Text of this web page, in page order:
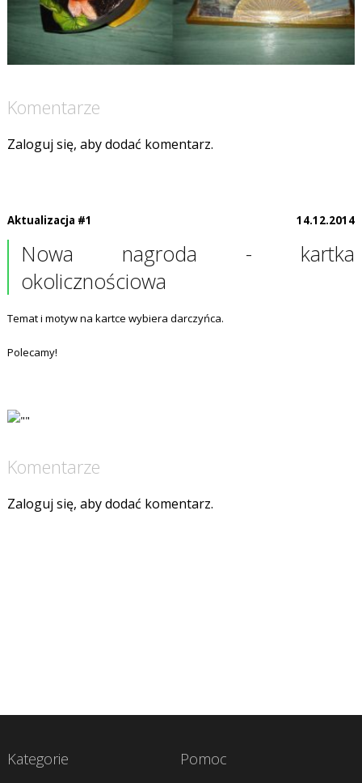
Komentarze
Zaloguj się, aby dodać komentarz.
Aktualizacja #1 14.12.2014
Nowa nagroda - kartka
okolicznościowa
Temat i motyw na kartce wybiera darczyńca.
Polecamy!
Komentarze
Zaloguj się, aby dodać komentarz.
Kategorie Pomoc